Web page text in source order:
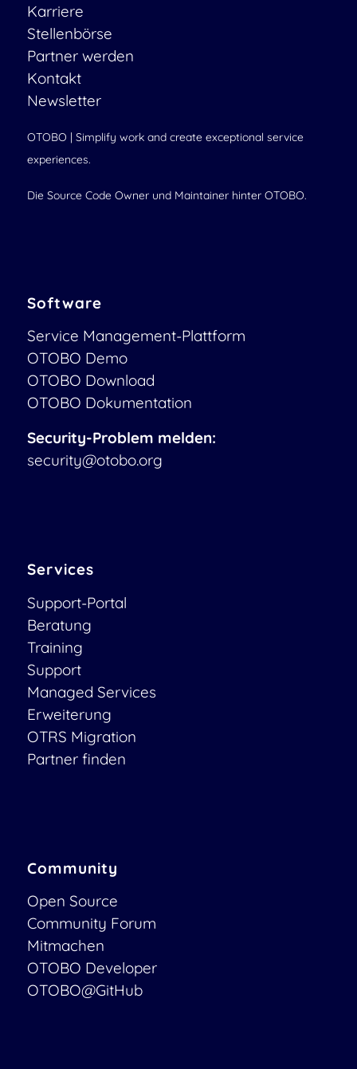
Karriere
Stellenbörse
Partner werden
Kontakt
Newsletter
OTOBO | Simplify work and create exceptional service
experiences.
Die Source Code Owner und Maintainer hinter OTOBO.
Software
Service Management-Plattform
OTOBO Demo
OTOBO Download
OTOBO Dokumentation
Security-Problem melden:
security@otobo.org
Services
Support-Portal
Beratung
Training
Support
Managed Services
Erweiterung
OTRS Migration
Partner finden
Community
Open Source
Community Forum
Mitmachen
OTOBO Developer
OTOBO@GitHub